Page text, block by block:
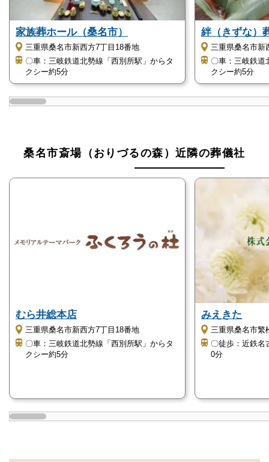
桑名市斎場（おりづるの森）はこのような方に
おすすめ
桑名市斎場（おりづるの森）がおすすめな方をご紹介
します。
桑名市斎場（おりづるの森）は桑名市が運営する公営
葬までのお見送りの一通りを安価で執り行えます。
桑名市斎場（おりづるの森）には火葬場と式場が併設
されていますので、葬儀を一カ所で済ませたい方にも
おすすめです。
子供や高齢者を参列者と多く呼んでいる方
桑名市斎場（おりづるの森）はバリアフリー設計にな
っており、小さなお子さま連れや高齢の方にも優しい
施設になっています。
エレベーターや多目的トイレの他、キッズルームや授
家族葬ホール（桑名市）
三重県桑名市新西方7丁目18番地
〇車：三岐鉄道北勢線「西別所駅」からタ
クシー約5分
絆（きずな）
三重県桑名市新
〇車：三岐鉄道
クシー約5分
桑名市斎場（おりづるの森）近隣の葬儀社
むら井総本店
三重県桑名市新西方7丁目18番地
〇車：三岐鉄道北勢線「西別所駅」からタ
クシー約5分
みえきた
三重県桑名市繁
〇徒歩：近鉄名
0分